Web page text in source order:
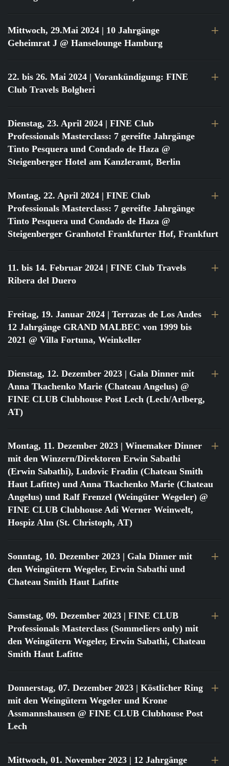
Mittwoch, 29.Mai 2024 | 10 Jahrgänge
Geheimrat J @ Hanselounge Hamburg
22. bis 26. Mai 2024 | Vorankündigung: FINE
Club Travels Bolgheri
Dienstag, 23. April 2024 | FINE Club
Professionals Masterclass: 7 gereifte Jahrgänge
Tinto Pesquera und Condado de Haza @
Steigenberger Hotel am Kanzleramt, Berlin
Montag, 22. April 2024 | FINE Club
Professionals Masterclass: 7 gereifte Jahrgänge
Tinto Pesquera und Condado de Haza @
Steigenberger Granhotel Frankfurter Hof, Frankfurt
11. bis 14. Februar 2024 | FINE Club Travels
Ribera del Duero
Freitag, 19. Januar 2024 | Terrazas de Los Andes
12 Jahrgänge GRAND MALBEC von 1999 bis
2021 @ Villa Fortuna, Weinkeller
Dienstag, 12. Dezember 2023 | Gala Dinner mit
Anna Tkachenko Marie (Chateau Angelus) @
FINE CLUB Clubhouse Post Lech (Lech/Arlberg,
AT)
Montag, 11. Dezember 2023 | Winemaker Dinner
mit den Winzern/Direktoren Erwin Sabathi
(Erwin Sabathi), Ludovic Fradin (Chateau Smith
Haut Lafitte) und Anna Tkachenko Marie (Chateau
Angelus) und Ralf Frenzel (Weingüter Wegeler) @
FINE CLUB Clubhouse Adi Werner Weinwelt,
Hospiz Alm (St. Christoph, AT)
Sonntag, 10. Dezember 2023 | Gala Dinner mit
den Weingütern Wegeler, Erwin Sabathi und
Chateau Smith Haut Lafitte
Samstag, 09. Dezember 2023 | FINE CLUB
Professionals Masterclass (Sommeliers only) mit
den Weingütern Wegeler, Erwin Sabathi, Chateau
Smith Haut Lafitte
Donnerstag, 07. Dezember 2023 | Köstlicher Ring
mit den Weingütern Wegeler und Krone
Assmannshausen @ FINE CLUB Clubhouse Post
Lech
Mittwoch, 01. November 2023 | 12 Jahrgänge